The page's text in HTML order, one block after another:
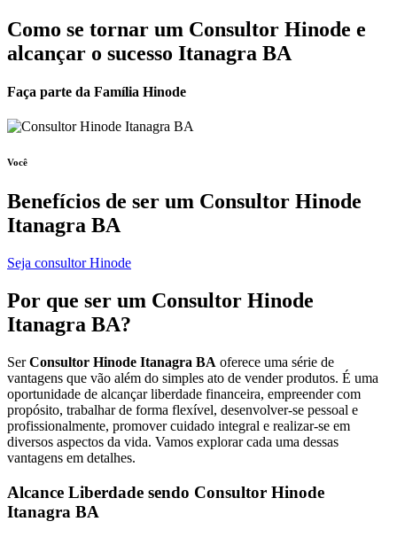
Como se tornar um Consultor Hinode e
alcançar o sucesso Itanagra BA
Faça parte da Família Hinode
Você
Benefícios de ser um Consultor Hinode
Itanagra BA
Seja consultor Hinode
Por que ser um Consultor Hinode
Itanagra BA?
SerConsultor Hinode Itanagra BA oferece uma série de
vantagens que vão além do simples ato de vender produtos. É uma
oportunidade de alcançar liberdade financeira, empreender com
propósito, trabalhar de forma flexível, desenvolver-se pessoal e
profissionalmente, promover cuidado integral e realizar-se em
diversos aspectos da vida. Vamos explorar cada uma dessas
vantagens em detalhes.
Alcance Liberdade sendo Consultor Hinode
Itanagra BA